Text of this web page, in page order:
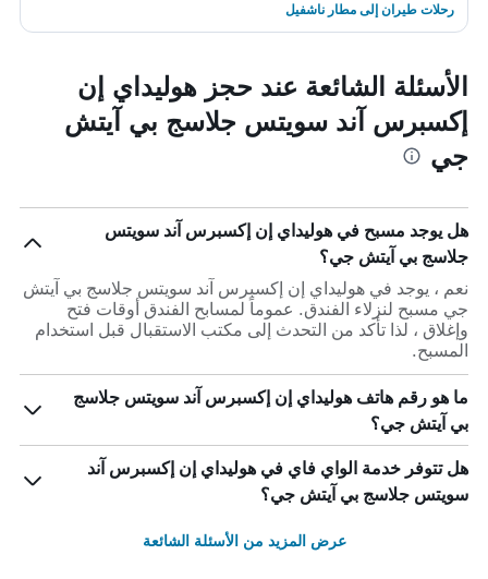
رحلات طيران إلى مطار ناشفيل
الأسئلة الشائعة عند حجز هوليداي إن
إكسبرس آند سويتس جلاسج بي آيتش
جي
هل يوجد مسبح في هوليداي إن إكسبرس آند سويتس
جلاسج بي آيتش جي؟
نعم ، يوجد في هوليداي إن إكسبرس آند سويتس جلاسج بي آيتش
جي مسبح لنزلاء الفندق. عموماً لمسابح الفندق أوقات فتح
وإغلاق ، لذا تأكد من التحدث إلى مكتب الاستقبال قبل استخدام
المسبح.
ما هو رقم هاتف هوليداي إن إكسبرس آند سويتس جلاسج
بي آيتش جي؟
هل تتوفر خدمة الواي فاي في هوليداي إن إكسبرس آند
سويتس جلاسج بي آيتش جي؟
عرض المزيد من الأسئلة الشائعة